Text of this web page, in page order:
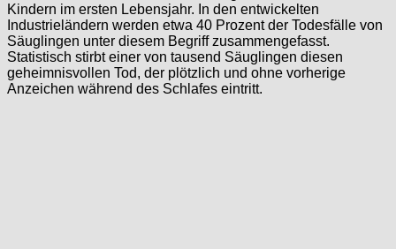
Kindern im ersten Lebensjahr. In den entwickelten
Industrieländern werden etwa 40 Prozent der Todesfälle von
Säuglingen unter diesem Begriff zusammengefasst.
Statistisch stirbt einer von tausend Säuglingen diesen
geheimnisvollen Tod, der plötzlich und ohne vorherige
Anzeichen während des Schlafes eintritt.